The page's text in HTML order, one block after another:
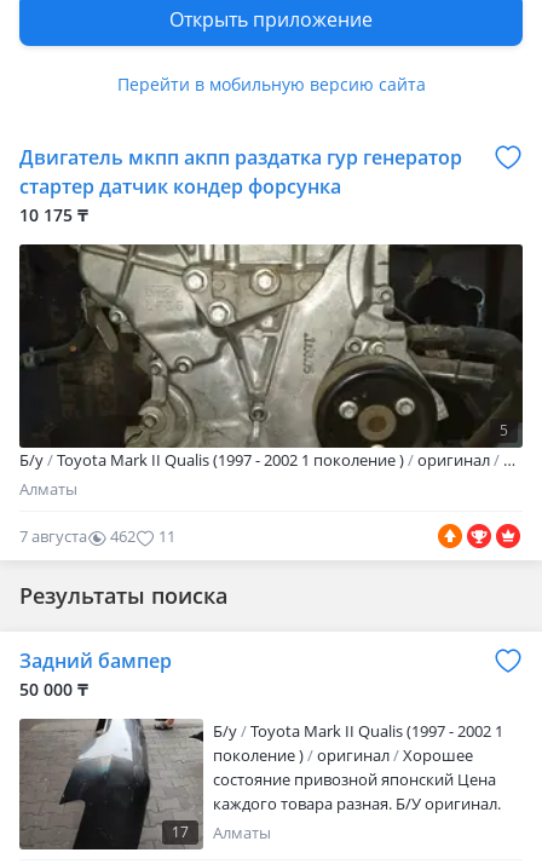
Открыть приложение
Перейти в мобильную версию сайта
Toyota Mark II Qualis (1997 - 2002 1 поколение )
Алматы
819 31
Двигатель мкпп акпп раздатка гур генератор
стартер датчик кондер форсунка
10 175 ₸
5
Б/y Toyota Mark II Qualis (1997 - 2002 1 поколение ) оригинал
Алматы
7 августа 462 11
Результаты поиска
Задний бампер
50 000 ₸
17
Б/y
Toyota Mark II Qualis (1997 - 2002 1
поколение )
оригинал
Хорошее
состояние привозной японский Цена
каждого товара разная. Б/У оригинал.
Япония. В наличии также имеются
Алматы